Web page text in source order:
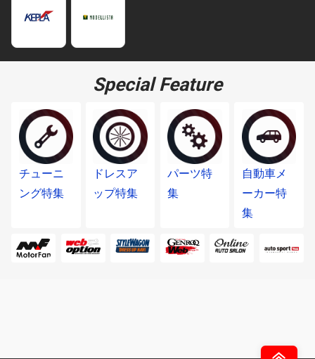
Special Feature
チューニ
ング特集
ドレスア
ップ特集
パーツ特
集
自動車メ
ーカー特
集